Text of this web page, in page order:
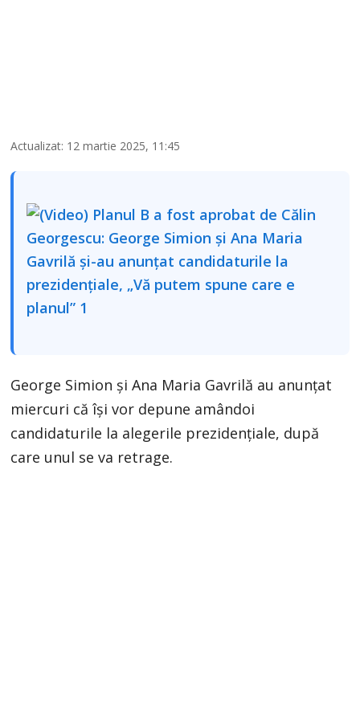
Actualizat: 12 martie 2025, 11:45
George Simion și Ana Maria Gavrilă au anunțat
miercuri că își vor depune amândoi
candidaturile la alegerile prezidențiale, după
care unul se va retrage.